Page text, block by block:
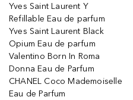
Yves Saint Laurent Y
Refillable Eau de parfum
Yves Saint Laurent Black
Opium Eau de parfum
Valentino Born In Roma
Donna Eau de Parfum
CHANEL Coco Mademoiselle
Eau de Parfum